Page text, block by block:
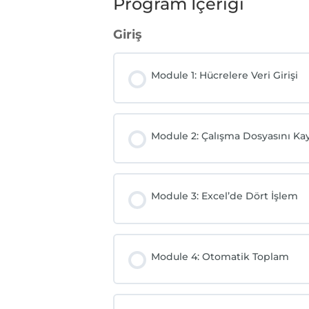
Giriş
Module 1: Hücrelere Veri Girişi
Module 2: Çalışma Dosyasını
Module 3: Excel’de Dört İşlem
Module 4: Otomatik Toplam